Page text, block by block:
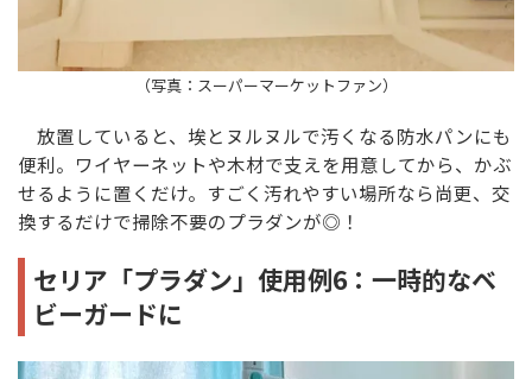
（写真：スーパーマーケットファン）
放置していると、埃とヌルヌルで汚くなる防水パンにも
便利。ワイヤーネットや木材で支えを用意してから、かぶ
せるように置くだけ。すごく汚れやすい場所なら尚更、交
換するだけで掃除不要のプラダンが◎！
セリア「プラダン」使用例6：一時的なベ
ビーガードに